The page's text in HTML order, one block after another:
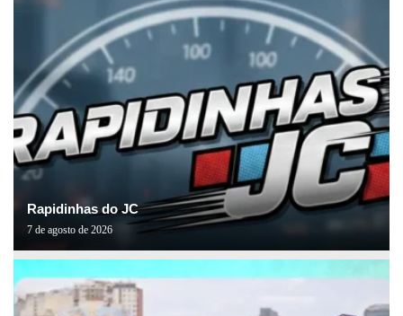
Rapidinhas do JC
7 de agosto de 2026